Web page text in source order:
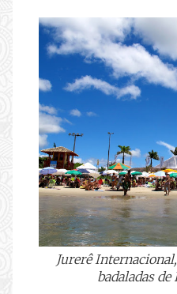
Jurerê
badaladas